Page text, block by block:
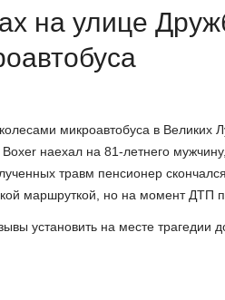
на улице
микроавтобуса в Великих
наехал на 81-летнего
травм пенсионер
маршруткой, но на момент ДТП
установить на месте трагедии